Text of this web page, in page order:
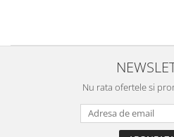
Nu rata ofertele si